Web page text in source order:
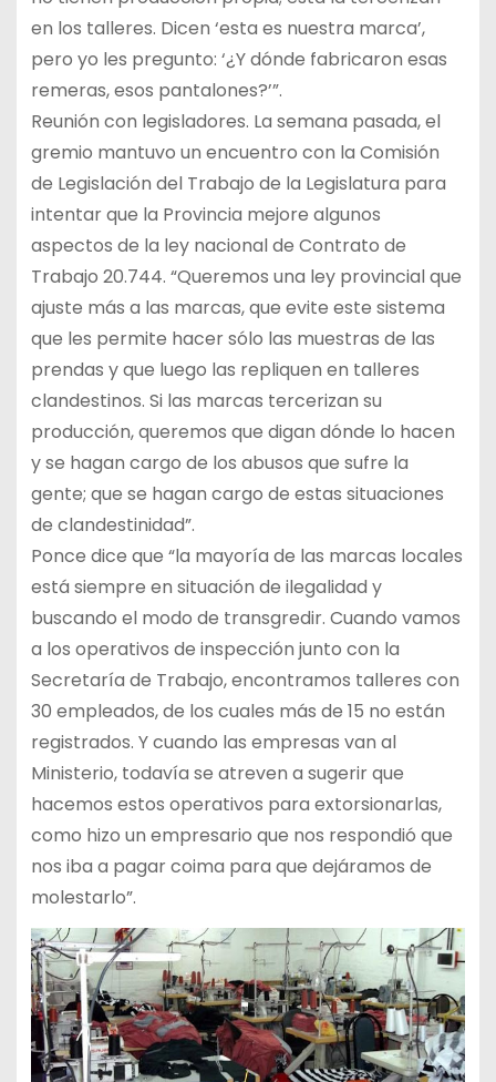
en los talleres. Dicen ‘esta es nuestra marca’,
pero yo les pregunto: ‘¿Y dónde fabricaron esas
remeras, esos pantalones?’”.
Reunión con legisladores. La semana pasada, el
gremio mantuvo un encuentro con la Comisión
de Legislación del Trabajo de la Legislatura para
intentar que la Provincia mejore algunos
aspectos de la ley nacional de Contrato de
Trabajo 20.744. “Queremos una ley provincial que
ajuste más a las marcas, que evite este sistema
que les permite hacer sólo las muestras de las
prendas y que luego las repliquen en talleres
clandestinos. Si las marcas tercerizan su
producción, queremos que digan dónde lo hacen
y se hagan cargo de los abusos que sufre la
gente; que se hagan cargo de estas situaciones
de clandestinidad”.
Ponce dice que “la mayoría de las marcas locales
está siempre en situación de ilegalidad y
buscando el modo de transgredir. Cuando vamos
a los operativos de inspección junto con la
Secretaría de Trabajo, encontramos talleres con
30 empleados, de los cuales más de 15 no están
registrados. Y cuando las empresas van al
Ministerio, todavía se atreven a sugerir que
hacemos estos operativos para extorsionarlas,
como hizo un empresario que nos respondió que
nos iba a pagar coima para que dejáramos de
molestarlo”.